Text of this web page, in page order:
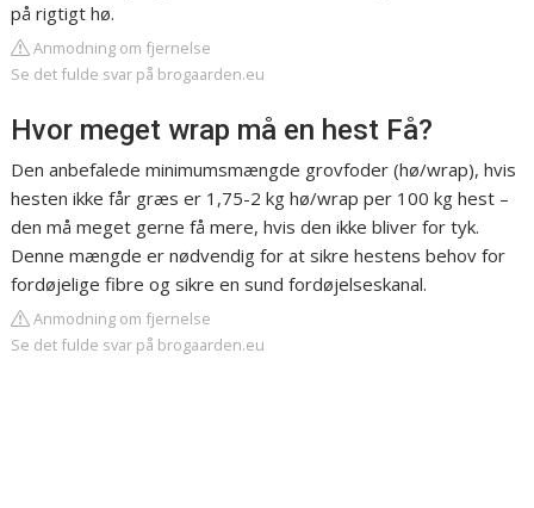
på rigtigt hø.
Anmodning om fjernelse
Se det fulde svar på brogaarden.eu
Hvor meget wrap må en hest Få?
Den anbefalede minimumsmængde grovfoder (hø/wrap), hvis
hesten ikke får græs er 1,75-2 kg hø/wrap per 100 kg hest –
den må meget gerne få mere, hvis den ikke bliver for tyk.
Denne mængde er nødvendig for at sikre hestens behov for
fordøjelige fibre og sikre en sund fordøjelseskanal.
Anmodning om fjernelse
Se det fulde svar på brogaarden.eu